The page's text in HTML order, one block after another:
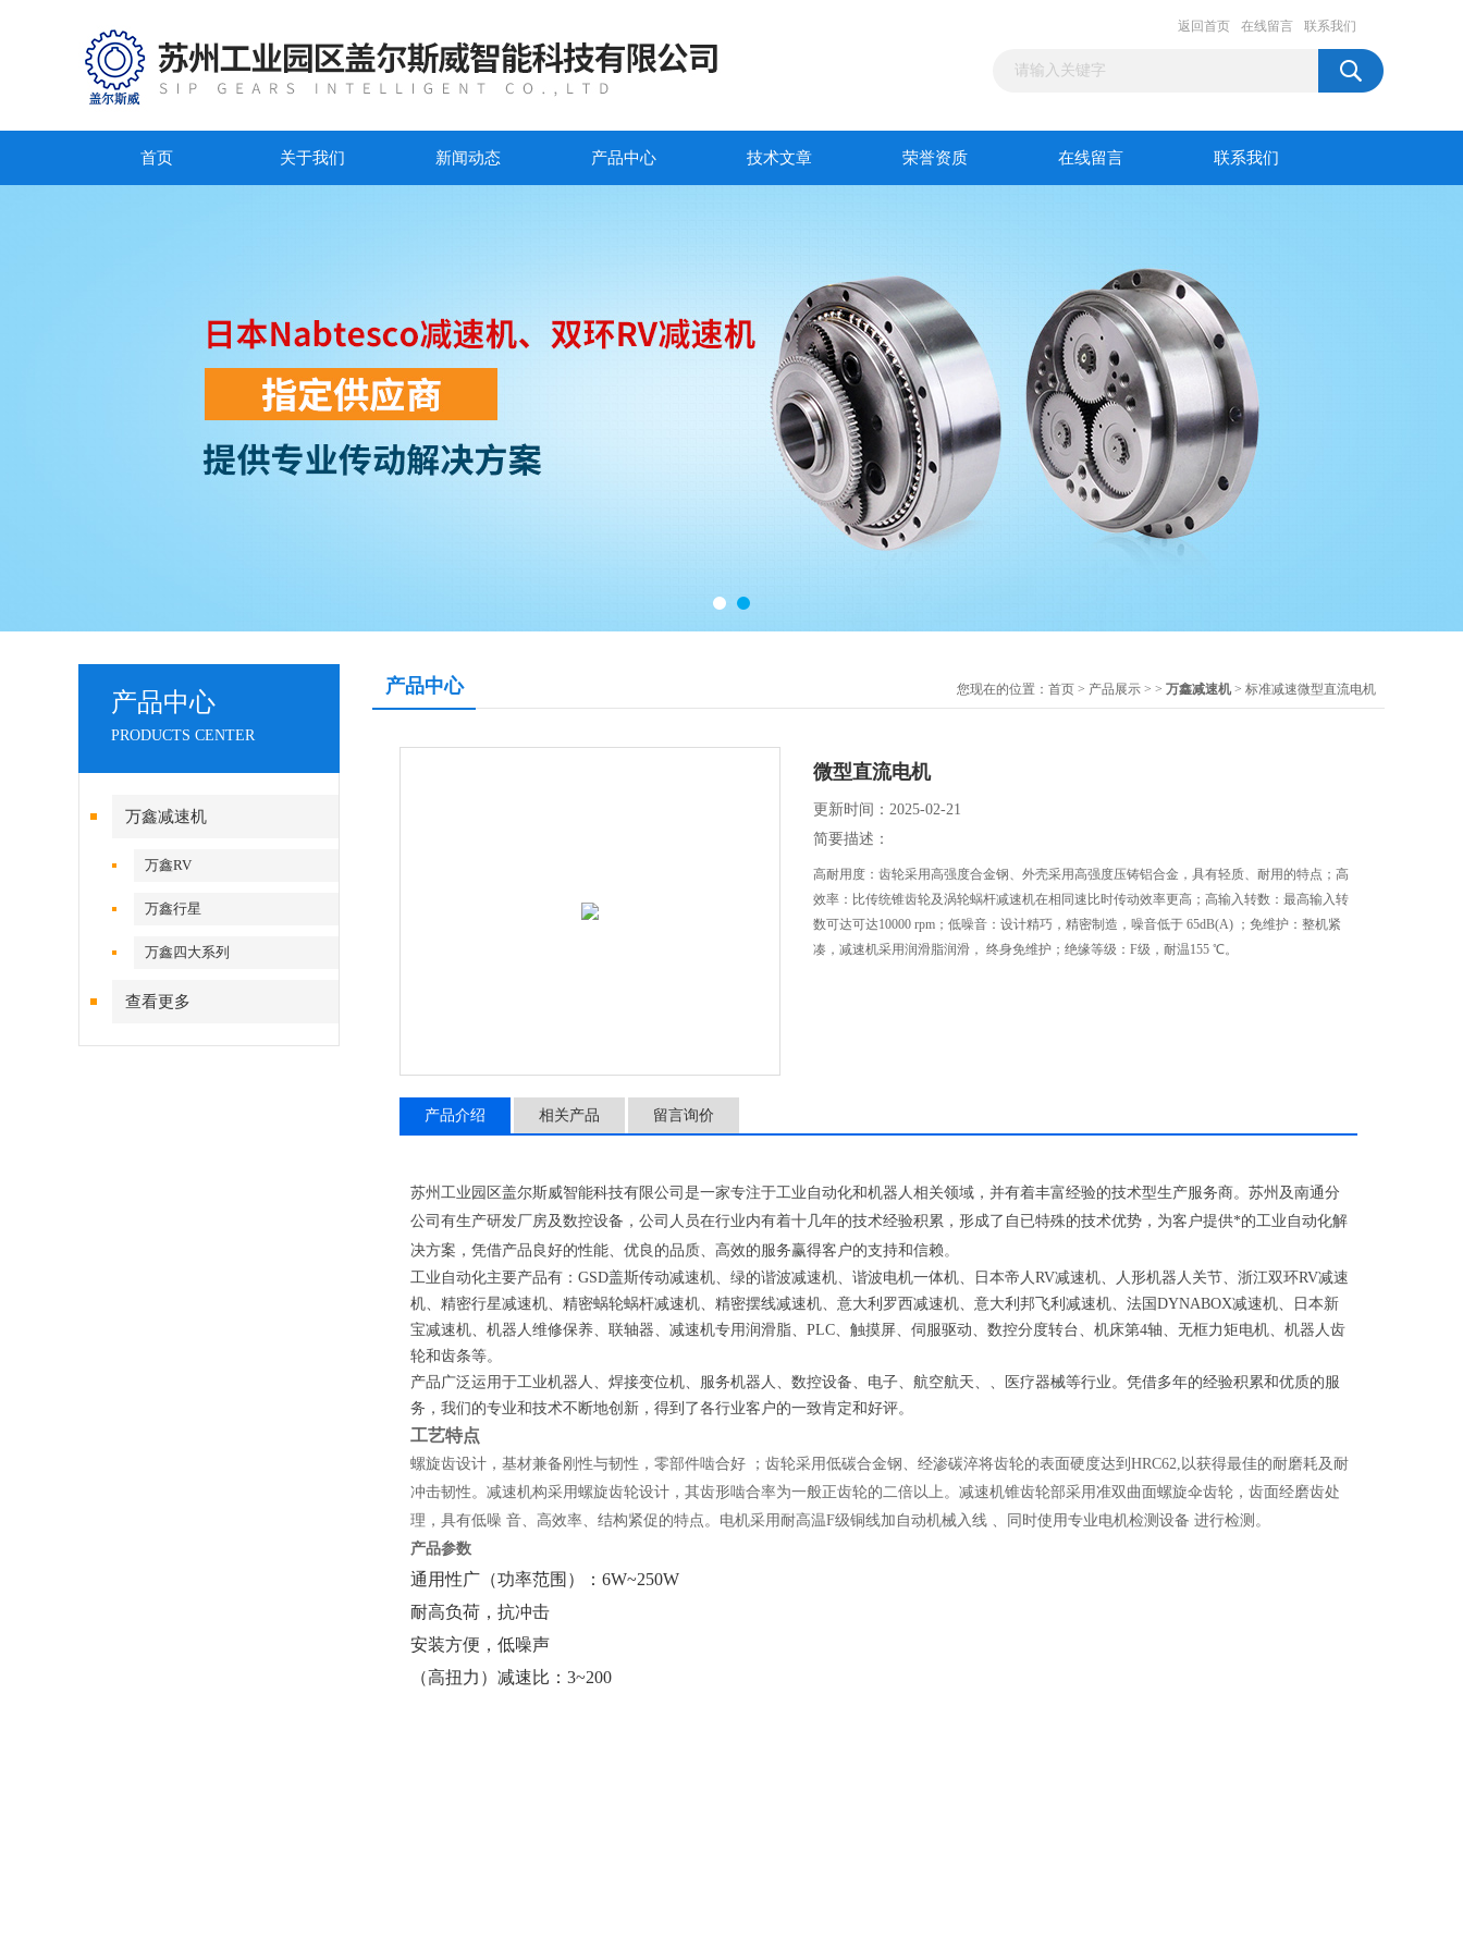
返回首页 在线留言 联系我们
首页 关于我们 新闻动态 产品中心 技术文章 荣誉资质 在线留言 联系我们
产品中心
PRODUCTS CENTER
万鑫减速机
万鑫RV
万鑫行星
万鑫四大系列
查看更多
产品中心 您现在的位置： 首页 > 产品展示 > > 万鑫减速机 > 标准减速微型直流电机
微型直流电机
更新时间：2025-02-21
简要描述：
高耐用度：齿轮采用高强度合金钢、外壳采用高强度压铸铝合金，具有轻质、耐用的特点；高
效率：比传统锥齿轮及涡轮蜗杆减速机在相同速比时传动效率更高；高输入转数：最高输入转
数可达可达10000 rpm；低噪音：设计精巧，精密制造，噪音低于 65dB(A) ；免维护：整机紧
凑，减速机采用润滑脂润滑， 终身免维护；绝缘等级：F级，耐温155 ℃。
产品介绍 相关产品 留言询价
苏州工业园区盖尔斯威智能科技有限公司是一家专注于工业自动化和机器人相关领域，并有着丰富经验的技术型生产服务商。苏州及南通分
公司有生产研发厂房及数控设备，公司人员在行业内有着十几年的技术经验积累，形成了自已特殊的技术优势，为客户提供*的工业自动化解
决方案，凭借产品良好的性能、优良的品质、高效的服务赢得客户的支持和信赖 。
工业自动化主要产品有：GSD盖斯传动减速机、绿的谐波减速机、谐波电机一体机、日本帝人RV减速机、人形机器人关节、浙江双环RV减速
机、精密行星减速机、精密蜗轮蜗杆减速机、精密摆线减速机、意大利罗西减速机、意大利邦飞利减速机、法国DYNABOX减速机、日本新
宝减速机、机器人维修保养、联轴器、减速机专用润滑脂、PLC、触摸屏、伺服驱动、数控分度转台、机床第4轴、无框力矩电机、机器人齿
轮和齿条等。
产品广泛运用于工业机器人、焊接变位机、服务机器人、数控设备、电子、航空航天、、医疗器械等行业。凭借多年的经验积累和优质的服
务，我们的专业和技术不断地创新，得到了各行业客户的一致肯定和好评。
工艺特点
螺旋齿设计，基材兼备刚性与韧性，零部件啮合好 ；齿轮采用低碳合金钢、经渗碳淬将齿轮的表面硬度达到HRC62,以获得最佳的耐磨耗及耐
冲击韧性。减速机构采用螺旋齿轮设计，其齿形啮合率为一般正齿轮的二倍以上。减速机锥齿轮部采用准双曲面螺旋伞齿轮，齿面经磨齿处
理，具有低噪 音、高效率、结构紧促的特点。电机采用耐高温F级铜线加自动机械入线 、同时使用专业电机检测设备 进行检测。
产品参数
通用性广（功率范围）：6W~250W
耐高负荷，抗冲击
安装方便，低噪声
（高扭力）减速比：3~200